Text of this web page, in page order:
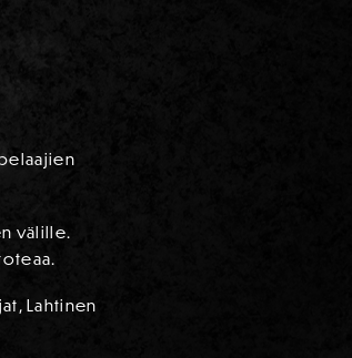
välille.
Lahtinen